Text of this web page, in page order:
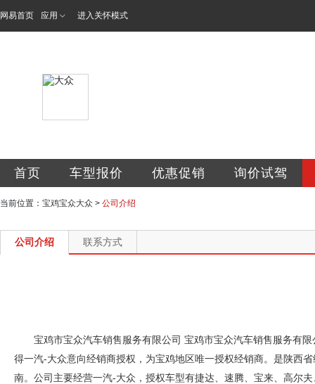
网易首页 应用 进入关怀模式
首页 车型报价 优惠促销 询价试驾
当前位置： 宝鸡宝众大众 > 公司介绍
公司介绍 联系方式
宝鸡市宝众汽车销售服务有限公司 宝鸡市宝众汽车销售服务有
得一汽-大众意向经销商授权，为宝鸡地区唯一授权经销商。是陕西
南。公司主要经营一汽-大众，授权车型有捷达、速腾、宝来、高尔